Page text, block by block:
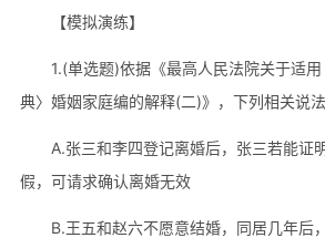
【模拟演练】
1.(单选题)依据《最高人民法院关于适
典〉婚姻家庭编的解释(二)》，下列相关说法
A.张三和李四登记离婚后，张三若能证
假，可请求确认离婚无效
B.王五和赵六不愿意结婚，同居几年后